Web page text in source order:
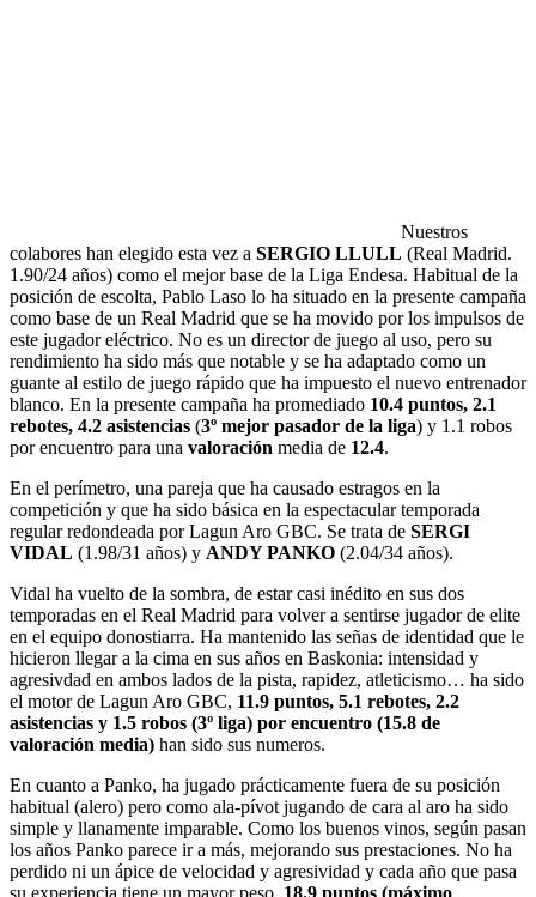
Nuestros
colabores han elegido esta vez a SERGIO LLULL (Real Madrid.
1.90/24 años) como el mejor base de la Liga Endesa. Habitual de la
posición de escolta, Pablo Laso lo ha situado en la presente campaña
como base de un Real Madrid que se ha movido por los impulsos de
este jugador eléctrico. No es un director de juego al uso, pero su
rendimiento ha sido más que notable y se ha adaptado como un
guante al estilo de juego rápido que ha impuesto el nuevo entrenador
blanco. En la presente campaña ha promediado 10.4 puntos, 2.1
rebotes, 4.2 asistencias (3º mejor pasador de la liga) y 1.1 robos
por encuentro para una valoración media de 12.4.
En el perímetro, una pareja que ha causado estragos en la
competición y que ha sido básica en la espectacular temporada
regular redondeada por Lagun Aro GBC. Se trata de SERGI
VIDAL (1.98/31 años) y ANDY PANKO (2.04/34 años).
Vidal ha vuelto de la sombra, de estar casi inédito en sus dos
temporadas en el Real Madrid para volver a sentirse jugador de elite
en el equipo donostiarra. Ha mantenido las señas de identidad que le
hicieron llegar a la cima en sus años en Baskonia: intensidad y
agresivdad en ambos lados de la pista, rapidez, atleticismo… ha sido
el motor de Lagun Aro GBC, 11.9 puntos, 5.1 rebotes, 2.2
asistencias y 1.5 robos (3º liga) por encuentro (15.8 de
valoración media) han sido sus numeros.
En cuanto a Panko, ha jugado prácticamente fuera de su posición
habitual (alero) pero como ala-pívot jugando de cara al aro ha sido
simple y llanamente imparable. Como los buenos vinos, según pasan
los años Panko parece ir a más, mejorando sus prestaciones. No ha
perdido ni un ápice de velocidad y agresividad y cada año que pasa
su experiencia tiene un mayor peso. 18.9 puntos (máximo